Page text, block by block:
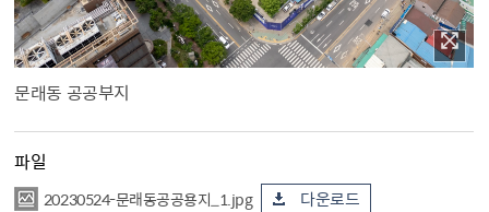
문래동 공공부지
파일
20230524-문래동공공용지_1.jpg
다운로드